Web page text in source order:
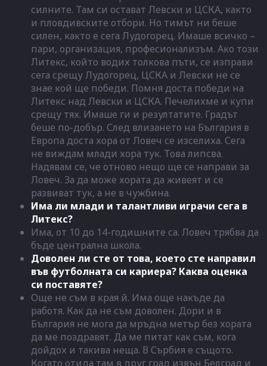
силните. Там си остават Левски и ЦСКА, както
и пловдивските отбори. Но тимът ни беше
силен, както е сега Лудогорец. Имаше всичко –
пари, организация, професионализъм. Ако този
Литекс, който водих толкова пъти, се изправи
сега срещу Лудогорец, ЦСКА и Левски не се
знае кой ще победи. Помня доста победи на
Литекс над Левски и ЦСКА. Печелихме и купи
срещу тях. Имаше ги и резултатите. Градът
беше по-добър. След влизането на България в
Европа доста хора от Ловеч се изселиха. Сега
не виждам млади хора тук. Това липсва.
Надявам се, че отново нещо ще се направи за
Ловеч. За да може хората да живеят и се
развиват тук, а не в чужбина.
Има ли млади и талантливи играчи сега в
Литекс?
Има, от 10 до 14-годишните са. Ловеч трябва да
бъде централна школа.
Доволен ли сте от това, което сте направил
във футболната си кариера? Каква оценка
си поставяте?
Още не съм в края й. Има още накъде да
работя. Как да не съм доволен. Дори и в
България не мога да мръдна метър без хората
да ме поздравят. Да ме питат как съм, кога
дойдох и такива неща. В Сърбия е същото.
Когато отида там в друг град извън Белград и